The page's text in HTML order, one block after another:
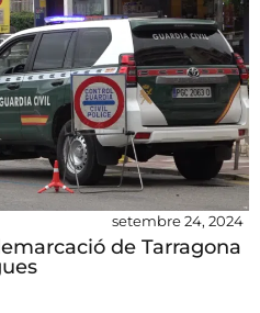
setembre 24, 2024
de Tarragona